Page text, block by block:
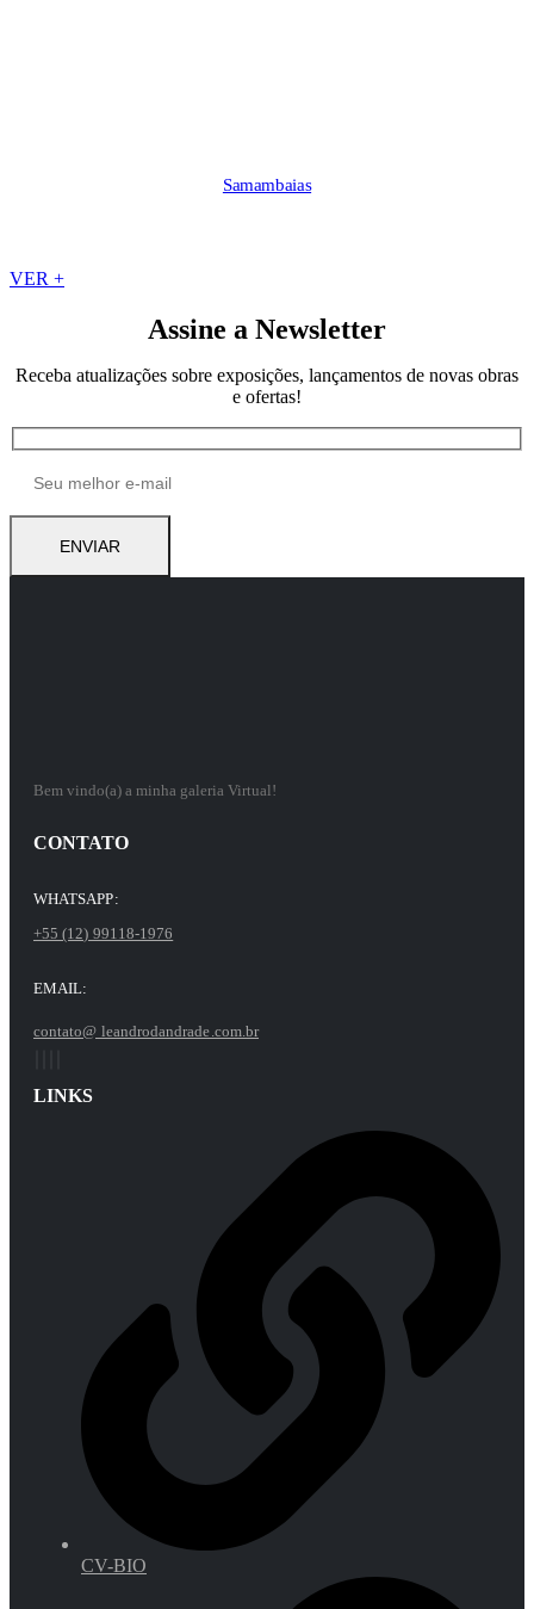
Samambaias
VER +
Assine a Newsletter
Receba atualizações sobre exposições, lançamentos de novas obras
e ofertas!
Bem vindo(a) a minha galeria Virtual!
CONTATO
WHATSAPP:
+55 (12) 99118-1976
EMAIL:
contato@ leandrodandrade.com.br
LINKS
CV-BIO